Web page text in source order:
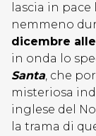
lascia in
nemmeno
dicembre alle
in onda lo
Santa, che
misteriosa
inglese del
la trama di